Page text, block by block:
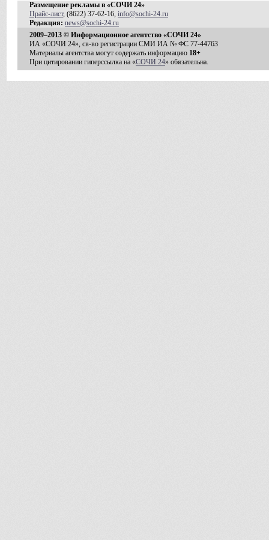
Размещение рекламы в «СОЧИ 24»
Прайс-лист, (8622) 37-62-16, info@sochi-24.ru
Редакция: news@sochi-24.ru
2009–2013 © Информационное агентство «СОЧИ 24»
ИА «СОЧИ 24», св-во регистрации СМИ ИА № ФС 77-44763
Материалы агентства могут содержать информацию 18+
При цитировании гиперссылка на «СОЧИ 24» обязательна.